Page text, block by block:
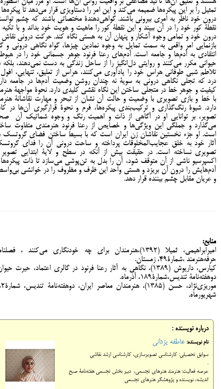
تمثیل را بر این پیکره‌ها ضمیمه می‌کند و این امر را دستاویزی قرار می‌دهد تا پیکره‌ها
درون خود ناظر به امری بیرونی باشند. گواهی‌دهندۀ مختصاتی باشند که چشم
نقطۀ کور خود را در آن ببیند و این نقطۀ کور را ماهیت و هویت خود بداند و با تکیه
درون خود و تمامی وجوه آشکار و پنهان آن به هستی نگاه کند. حرکت درونی نقاش
بازنمایی امر واقعی به سمت تمایل به وجوه نمادین چیزها، گواه نگاهی درونی و
انتقادی به آدم‌ها و جامعه است. آدم‌های رعنا فرنود جوهر جسمانی خود را در
حیوانی مکرر می‌کنند و روایتی دل‌انگیز را از ساحل زندگی به دست نمی‌دهند، بلکه
تلاطم شبی طوفانی هراس خود را یادآوری می‌کنند، هراس از تعلیق، تنهایی،
درد که تجلی نگاهی درونی به سویۀ نه چندان روشن وضعیت آدم‌ها در جامعه
کیفیت و جوهر خط در متجلی ساختن این نگاه نقشی کلیدی دارد. نحوۀ مواجهۀ
با خط و بازی تصویری با وضعیت و حالت آن نشان از تبحر و مهارت نقاشانۀ
دارد. شیوۀ رنگ‌گذاری و ترکیب‌بندی پیکره‌ها، فرم و نحوۀ قرارگیری آن‌ها در
تصویر، بر توانایی او در آگاهی از ذات و اهمیت رنگ و وجوه شماتیک آن
می‌گذارد و جملگی این ویژگی‌ها و خصایص از رعنا فرنود هنرمندی متفاوت
است. او جزء نخستین نقاشان زن ایران است که با بسیط ساختن فضای گروتسک
آثار خود به خلق عجایب‌المخلوقات پرداخته و ساحت درونی آن را فدای
تصویری نساخته است. در حقیقت بیش از آنکه در سطح و لایۀ ابتدایی
اکسپرسیو ناشی از آن متوقف شود، آن را بدل به تن‌پوشی می‌سازد تا ذات
آدم‌هایش را درون آن بریزد و هستی واحد این ظرف و مظروف را در خوانشی
و عریان مقابل چشم بیننده قرار دهد.
منابع:
امیرابراهیمی، ثمیلا (1392)،هنرمندان برای چه خودنگاری می‌کنند ،
حرفه‌هنرمند ،شمارۀ49، زمستان.
کیارس، داریوش (1389)، نگاهی به آثار رعنا فرنود در گالری اعتماد، حیرت
دوهفته‌نامۀ تندیس،شمارۀ189، آذرماه.
شهریورماه.
درباره نویسنده :
نام نویسنده: عاطفه یزدانی
سوابق تحصیلی: کارشناسی تصویرسازی، کارشناسی ارشد نقاشی
.
عرصه فعالیت: هنرمند هنرهای تجسمی، دبیر بخش تجسمی هفته‌نامۀ صبح
اندیشه، نویسنده و پژوهشگر هنرهای تجسمی